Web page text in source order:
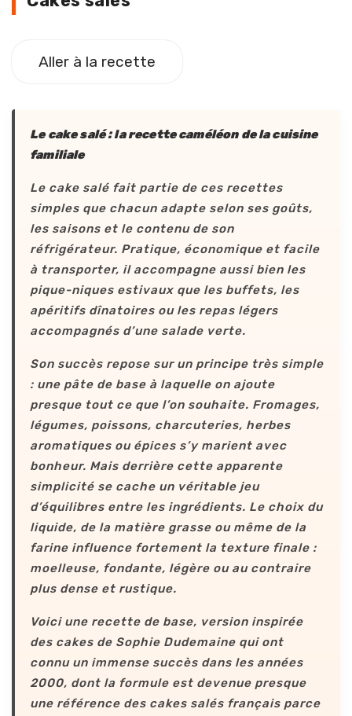
Aller à la recette
Le cake salé : la recette caméléon de la cuisine
familiale
Le cake salé fait partie de ces recettes
simples que chacun adapte selon ses goûts,
les saisons et le contenu de son
réfrigérateur. Pratique, économique et facile
à transporter, il accompagne aussi bien les
pique-niques estivaux que les buffets, les
apéritifs dînatoires ou les repas légers
accompagnés d’une salade verte.
Son succès repose sur un principe très simple
: une pâte de base à laquelle on ajoute
presque tout ce que l’on souhaite. Fromages,
légumes, poissons, charcuteries, herbes
aromatiques ou épices s’y marient avec
bonheur. Mais derrière cette apparente
simplicité se cache un véritable jeu
d’équilibres entre les ingrédients. Le choix du
liquide, de la matière grasse ou même de la
farine influence fortement la texture finale :
moelleuse, fondante, légère ou au contraire
plus dense et rustique.
Voici une recette de base, version inspirée
des cakes de Sophie Dudemaine qui ont
connu un immense succès dans les années
2000, dont la formule est devenue presque
une référence des cakes salés français parce